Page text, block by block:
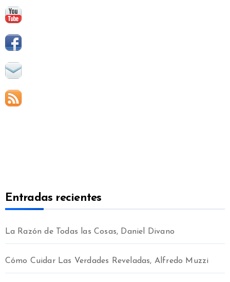
Entradas recientes
La Razón de Todas las Cosas, Daniel Divano
Cómo Cuidar Las Verdades Reveladas, Alfredo Muzzi